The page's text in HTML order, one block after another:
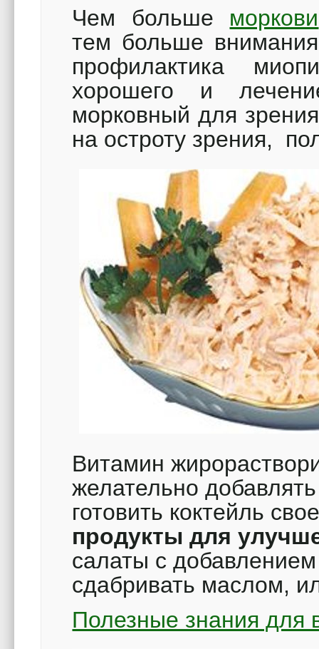
Чем больше моркови
тем больше
профилактика
хорошего и
морковный для
на остроту зрения,
Витамин
желательно
готовить коктейль
продукты для
салаты с
сдабривать маслом,
Полезные знания для